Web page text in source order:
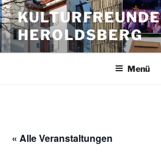
Zum
Inhalt
springen
KULTURFREUNDE
HEROLDSBERG
Menü
« Alle Veranstaltungen